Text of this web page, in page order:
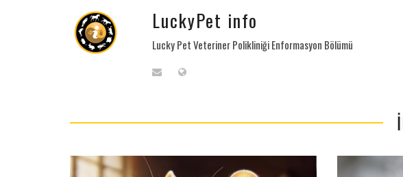
LuckyPet info
Lucky Pet Veteriner Polikliniği Enformasyon Bölümü